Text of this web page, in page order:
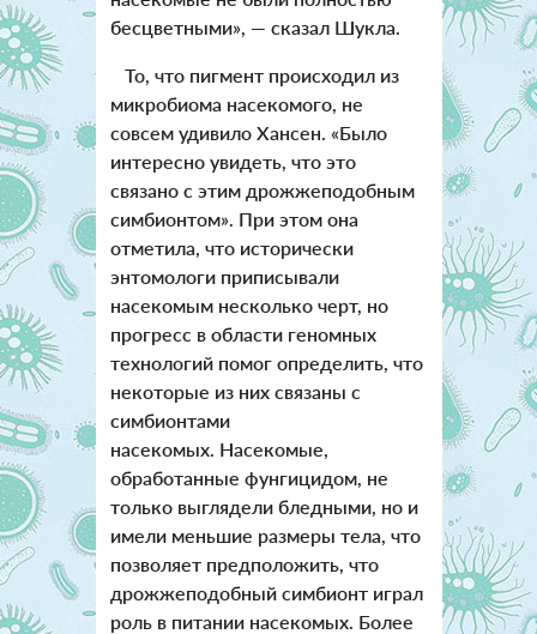
бесцветными», — сказал Шукла.
То, что пигмент происходил из
микробиома насекомого, не
совсем удивило Хансен. «Было
интересно увидеть, что это
связано с этим дрожжеподобным
симбионтом». При этом она
отметила, что исторически
энтомологи приписывали
насекомым несколько черт, но
прогресс в области геномных
технологий помог определить, что
некоторые из них связаны с
симбионтами
насекомых. Насекомые,
обработанные фунгицидом, не
только выглядели бледными, но и
имели меньшие размеры тела, что
позволяет предположить, что
дрожжеподобный симбионт играл
роль в питании насекомых. Более